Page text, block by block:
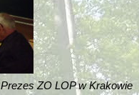
Prezes ZO LOP w Krakowie